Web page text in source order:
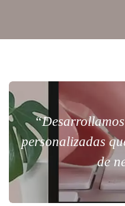
personalizadas
de